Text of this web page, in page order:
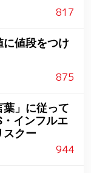
817
に値段をつけ
875
」に従って
インフルエ
スクー
944